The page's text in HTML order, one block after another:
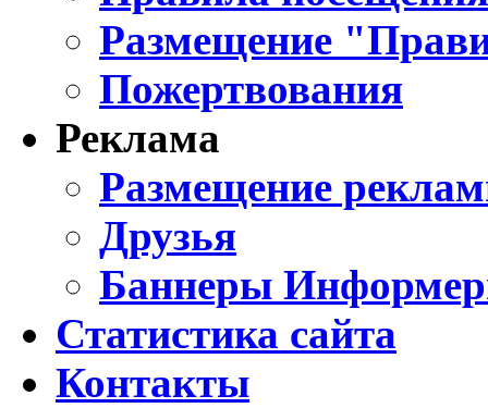
Размещение
Пожертвования
Реклама
Размещение
Друзья
Баннеры
Статистика сайта
Контакты